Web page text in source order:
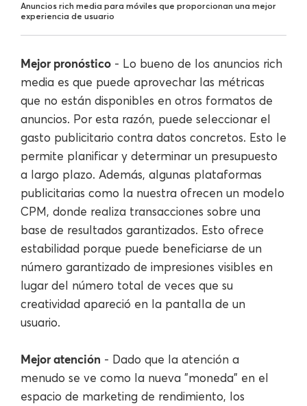
Anuncios rich media para móviles que proporcionan una mejor
experiencia de usuario
Mejor pronóstico - Lo bueno de los anuncios rich
media es que puede aprovechar las métricas
que no están disponibles en otros formatos de
anuncios. Por esta razón, puede seleccionar el
gasto publicitario contra datos concretos. Esto le
permite planificar y determinar un presupuesto
a largo plazo. Además, algunas plataformas
publicitarias como la nuestra ofrecen un modelo
CPM, donde realiza transacciones sobre una
base de resultados garantizados. Esto ofrece
estabilidad porque puede beneficiarse de un
número garantizado de impresiones visibles en
lugar del número total de veces que su
creatividad apareció en la pantalla de un
usuario.
Mejor atención - Dado que la atención a
menudo se ve como la nueva "moneda" en el
espacio de marketing de rendimiento, los